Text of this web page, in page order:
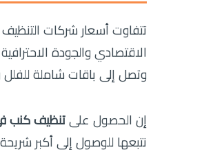
تتفاوت أسعار شركات
الاقتصادي والجودة
وتصل إلى باقات شاملة
إن الحصول على تنظيف كنب في
نتبعها للوصول إلى أكبر